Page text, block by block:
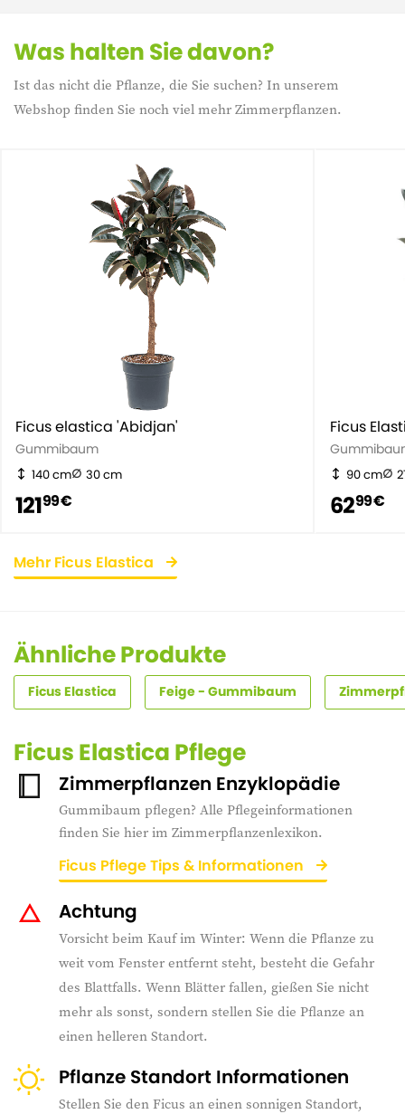
Was halten Sie davon?
Ist das nicht die Pflanze, die Sie suchen? In unserem
Webshop finden Sie noch viel mehr Zimmerpflanzen.
Ficus elastica 'Abidjan'
Gummibaum
140 cm 30 cm
12199 €
Ficus
90 cm
6299 €
Mehr Ficus Elastica
Ähnliche Produkte
Ficus Elastica Feige - Gummibaum
Ficus Elastica Pflege
Zimmerpflanzen Enzyklopädie
Gummibaum pflegen? Alle Pflegeinformationen
finden Sie hier im Zimmerpflanzenlexikon.
Ficus Pflege Tips & Informationen
Achtung
Vorsicht beim Kauf im Winter: Wenn die Pflanze zu
weit vom Fenster entfernt steht, besteht die Gefahr
des Blattfalls. Wenn Blätter fallen, gießen Sie nicht
mehr als sonst, sondern stellen Sie die Pflanze an
einen helleren Standort.
Pflanze Standort Informationen
Stellen Sie den Ficus an einen sonnigen Standort,